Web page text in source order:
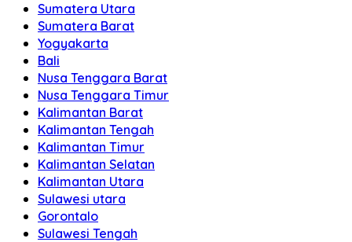
Sumatera Utara
Sumatera Barat
Yogyakarta
Bali
Nusa Tenggara Barat
Nusa Tenggara Timur
Kalimantan Barat
Kalimantan Tengah
Kalimantan Timur
Kalimantan Selatan
Kalimantan Utara
Sulawesi utara
Gorontalo
Sulawesi Tengah